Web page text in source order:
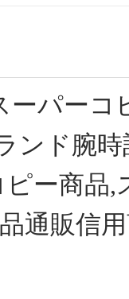
ーパー
ンド腕
ー商品
通販信